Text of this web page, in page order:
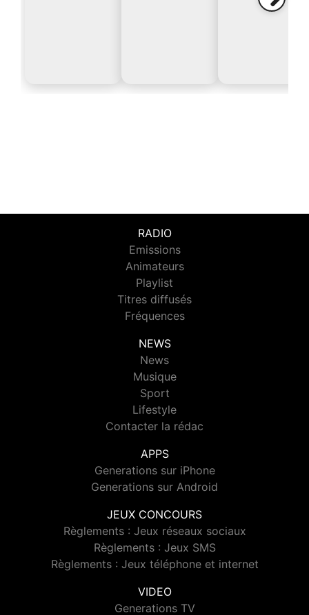
RADIO
Emissions
Animateurs
Playlist
Titres diffusés
Fréquences
NEWS
News
Musique
Sport
Lifestyle
Contacter la rédac
APPS
Generations sur iPhone
Generations sur Android
JEUX CONCOURS
Règlements : Jeux réseaux sociaux
Règlements : Jeux SMS
Règlements : Jeux téléphone et internet
VIDEO
Generations TV